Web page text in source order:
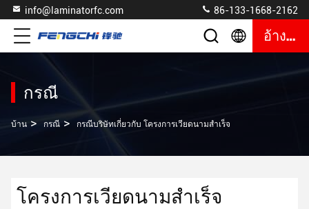
info@laminatorfc.com 86-133-1668-2162
อ้างอิง
กรณี
บ้าน > กรณี > กรณีบริษัทเกี่ยวกับ โครงการเวียดนามสําเร็จ
โครงการเวียดนามสําเร็จ